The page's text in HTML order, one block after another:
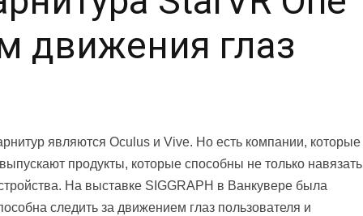
движения глаз
являются Oculus и Vive. Но есть компании, которые
продукты, которые способны не только навязать
На выставке SIGGRAPH в Ванкувере была
следить за движением глаз пользователя и